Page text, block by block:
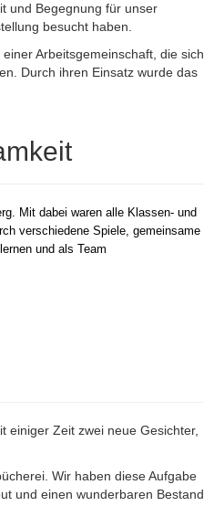
und Begegnung für unser
besucht haben.
Arbeitsgemeinschaft, die sich
Durch ihren Einsatz wurde das
Mit dabei waren alle Klassen- und
verschiedene Spiele, gemeinsame
und als Team
einiger Zeit zwei neue Gesichter,
Wir haben diese Aufgabe
und einen wunderbaren Bestand